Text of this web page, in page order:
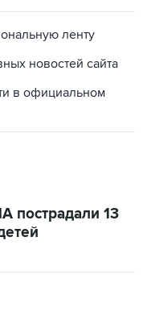
ленту
новостей сайта
в официальном
пострадали 13